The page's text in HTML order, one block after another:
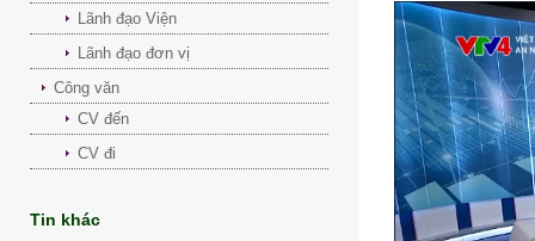
Lãnh đạo Viện
Lãnh đạo đơn vị
Công văn
CV đến
CV đi
Tin khác